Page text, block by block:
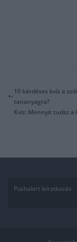
10 kérdéses kvíz a
tananyagra?
Kvíz: Mennyit tudsz a
Pushalert leíratkozás